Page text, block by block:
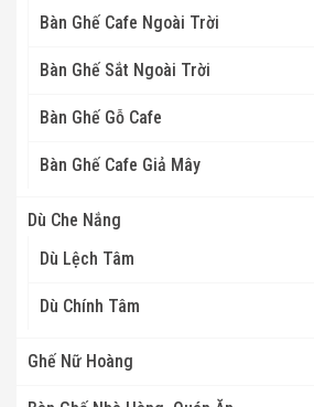
Bàn Ghế Cafe Ngoài Trời
Bàn Ghế Sắt Ngoài Trời
Bàn Ghế Gỗ Cafe
Bàn Ghế Cafe Giả Mây
Dù Che Nắng
Dù Lệch Tâm
Dù Chính Tâm
Ghế Nữ Hoàng